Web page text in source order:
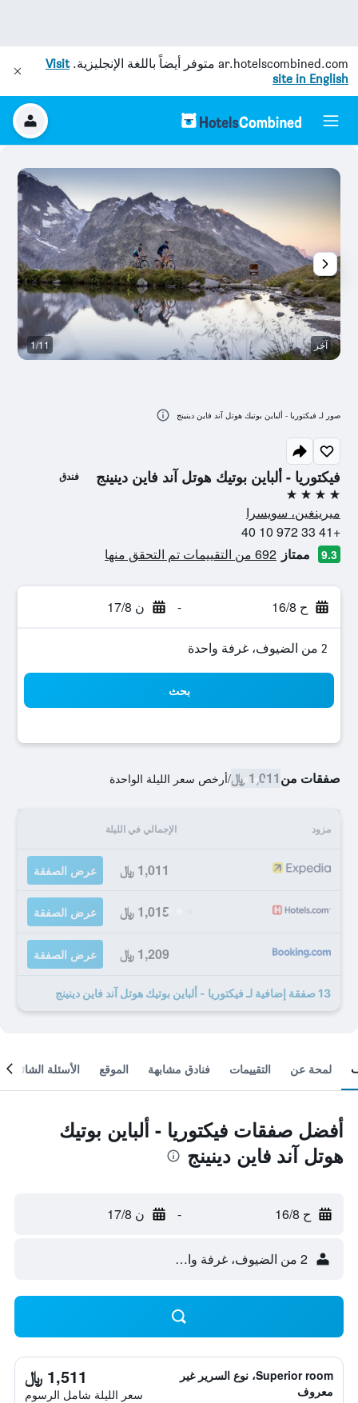
ar.hotelscombined.com متوفر أيضاً باللغة الإنجليزية.Visit
site in English
فيكتوريا - ألباين بوتيك هوتل آند فاين دينينج فندق
4 نجوم
ميرينغين، سويسرا
+41 33 972 10 40
9.3 ممتاز 692 من التقييمات تم التحقق منها
ح 16/8 - ن 17/8
2 من الضيوف، غرفة واحدة
بحث
صفقات من1,011 ﷼ /أرخص سعر الليلة الواحدة
مزود الإجمالي في الليلة
1,011 ﷼ عرض الصفقة
1,015 ﷼ عرض الصفقة
1,209 ﷼ عرض الصفقة
13 صفقة إضافية لـ فيكتوريا - ألباين بوتيك هوتل آند فاين دينينج
آخر 1/11
صور لـ فيكتوريا - ألباين بوتيك هوتل آند فاين دينينج
لمحة عن التقييمات فنادق مشابهة الموقع الأسئلة الشائعة
أفضل صفقات فيكتوريا - ألباين بوتيك
هوتل آند فاين دينينج
ح 16/8 - ن 17/8
2 من الضيوف، غرفة واحدة
Superior room، نوع السرير غير
معروف
1,511 ﷼
سعر الليلة شامل الرسوم